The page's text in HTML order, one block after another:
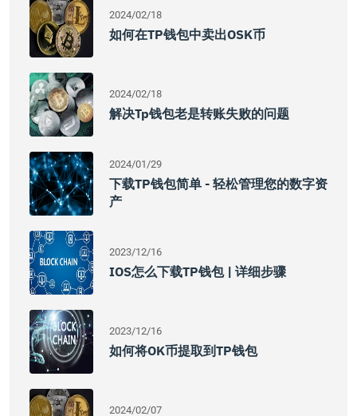
2024/02/18
如何在TP钱包中卖出OSK币
2024/02/18
解决tp钱包老是转账失败的问题
2024/01/29
下载TP钱包简单 - 轻松管理您的数字资
产
2023/12/16
IOS怎么下载TP钱包 | 详细步骤
2023/12/16
如何将OK币提取到TP钱包
2024/02/07